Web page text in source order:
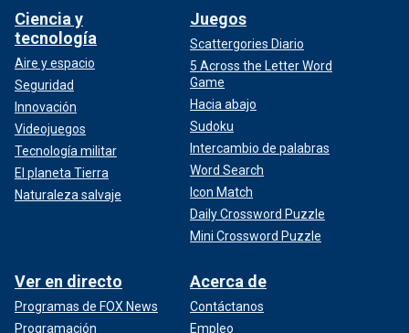
Ciencia y
tecnología
Aire y espacio
Seguridad
Innovación
Videojuegos
Tecnología militar
El planeta Tierra
Naturaleza salvaje
Juegos
Scattergories Diario
5 Across the Letter Word
Game
Hacia abajo
Sudoku
Intercambio de palabras
Word Search
Icon Match
Daily Crossword Puzzle
Mini Crossword Puzzle
Ver en directo
Programas de FOX News
Programación
Acerca de
Contáctanos
Empleo